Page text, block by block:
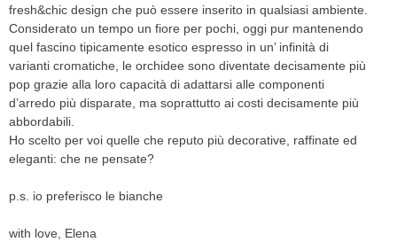
ABOUT
ARCHIVES
CONTACT
HOME
fresh&chic design che può essere inserito in qualsiasi ambiente.
Considerato un tempo un fiore per pochi, oggi pur mantenendo
quel fascino tipicamente esotico espresso in un’ infinità di
varianti cromatiche, le orchidee sono diventate decisamente più
pop grazie alla loro capacità di adattarsi alle componenti
d’arredo più disparate, ma soprattutto ai costi decisamente più
abbordabili.
Ho scelto per voi quelle che reputo più decorative, raffinate ed
eleganti: che ne pensate?
p.s. io preferisco le bianche
with love, Elena